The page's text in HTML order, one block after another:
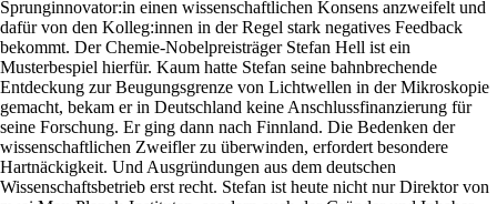
Sprunginnovator:in einen wissenschaftlichen Konsens anzweifelt und
dafür von den Kolleg:innen in der Regel stark negatives Feedback
bekommt. Der Chemie-Nobelpreisträger Stefan Hell ist ein
Musterbespiel hierfür. Kaum hatte Stefan seine bahnbrechende
Entdeckung zur Beugungsgrenze von Lichtwellen in der Mikroskopie
gemacht, bekam er in Deutschland keine Anschlussfinanzierung für
seine Forschung. Er ging dann nach Finnland. Die Bedenken der
wissenschaftlichen Zweifler zu überwinden, erfordert besondere
Hartnäckigkeit. Und Ausgründungen aus dem deutschen
Wissenschaftsbetrieb erst recht. Stefan ist heute nicht nur Direktor von